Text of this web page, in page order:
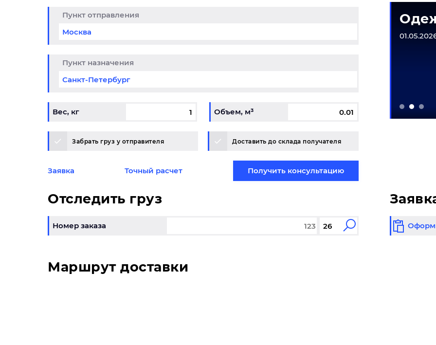
Пункт отправления
Пункт назначения
Вес, кг Объем, м³
Забрать груз у отправителя Доставить до склада получателя
Заявка Точный расчет Получить консультацию
до 25% из
в
Отследить груз
Номер заказа
Маршрут доставки